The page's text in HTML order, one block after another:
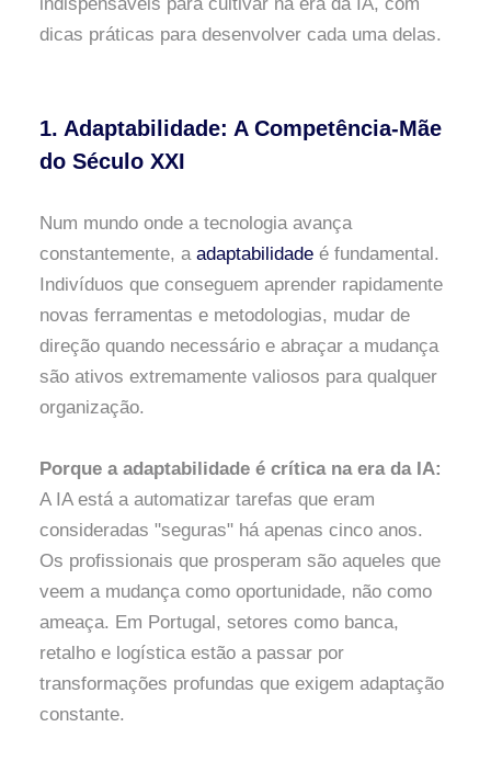
dicas práticas para desenvolver cada uma delas.
1. Adaptabilidade: A Competência-Mãe
do Século XXI
Num mundo onde a tecnologia avança
constantemente, a adaptabilidade é fundamental.
Indivíduos que conseguem aprender rapidamente
novas ferramentas e metodologias, mudar de
direção quando necessário e abraçar a mudança
são ativos extremamente valiosos para qualquer
organização.
Porque a adaptabilidade é crítica na era da IA:
A IA está a automatizar tarefas que eram
consideradas "seguras" há apenas cinco anos.
Os profissionais que prosperam são aqueles que
veem a mudança como oportunidade, não como
ameaça. Em Portugal, setores como banca,
retalho e logística estão a passar por
transformações profundas que exigem adaptação
constante.